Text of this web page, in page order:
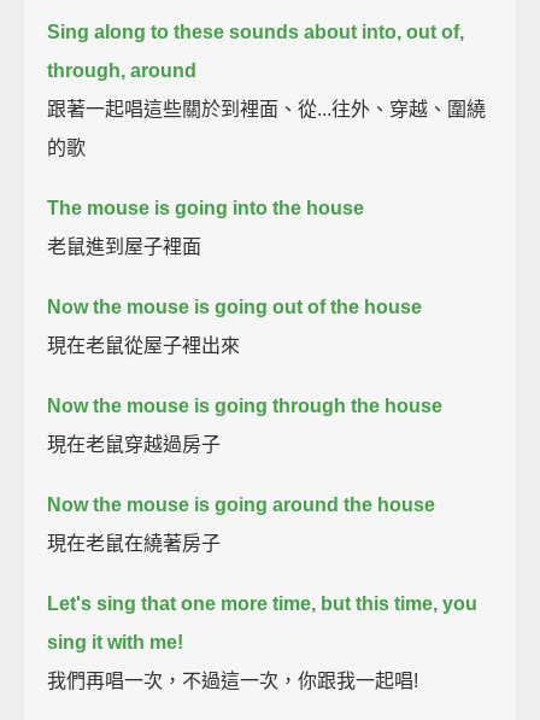
Sing along to these sounds about into, out of,
through, around
跟著一起唱這些關於到裡面、從...往外、穿越、圍繞
的歌
The mouse is going into the house
老鼠進到屋子裡面
Now the mouse is going out of the house
現在老鼠從屋子裡出來
Now the mouse is going through the house
現在老鼠穿越過房子
Now the mouse is going around the house
現在老鼠在繞著房子
Let's sing that one more time, but this time, you
sing it with me!
我們再唱一次，不過這一次，你跟我一起唱!